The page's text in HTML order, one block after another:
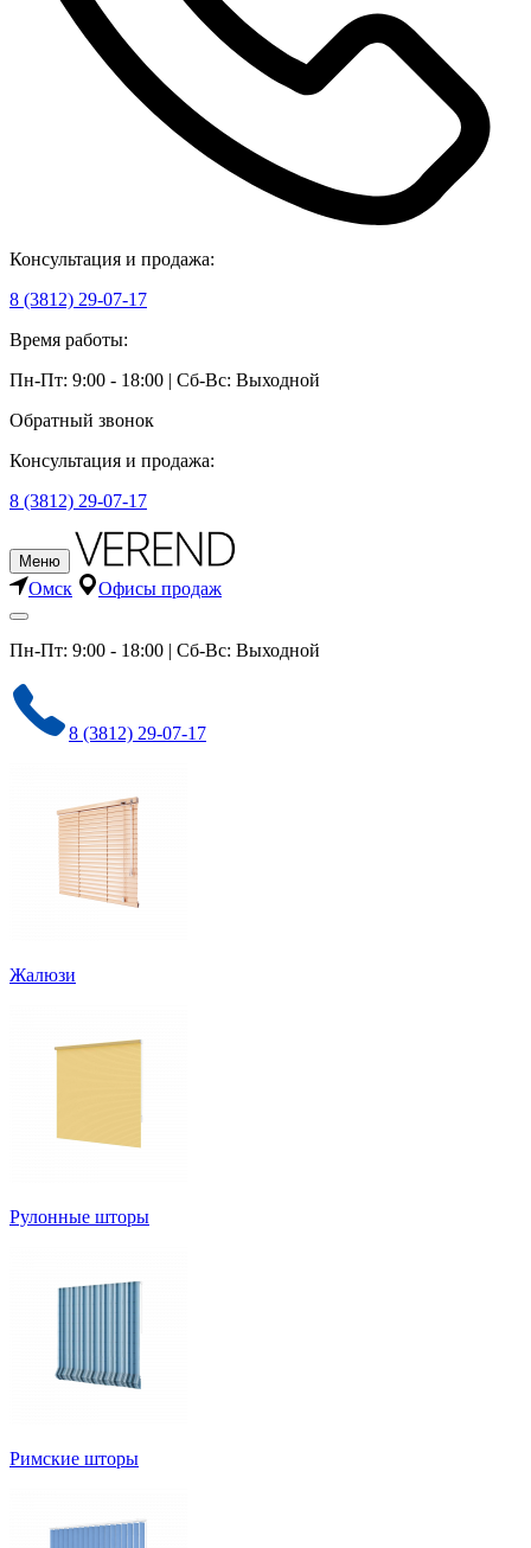
Консультация и продажа:
8 (3812) 29-07-17
Время работы:
Пн-Пт: 9:00 - 18:00 | Сб-Вс: Выходной
Обратный звонок
Консультация и продажа:
8 (3812) 29-07-17
Меню
Омск Офисы продаж
Пн-Пт: 9:00 - 18:00 | Сб-Вс: Выходной
8 (3812) 29-07-17
Жалюзи
Рулонные шторы
Римские шторы